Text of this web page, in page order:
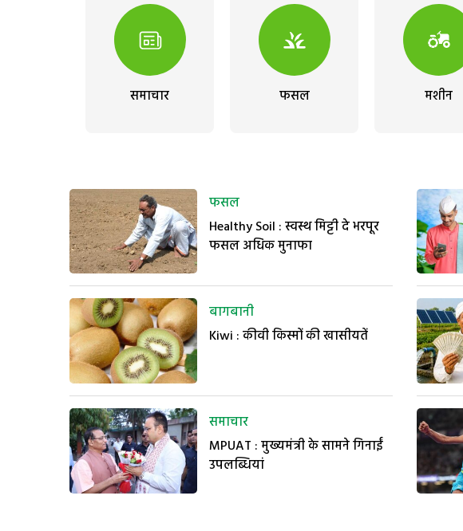
समाचार फसल मशीन
फसल
Healthy Soil : स्वस्थ मिट्टी दे भरपूर
फसल अधिक मुनाफा
बागबानी
Kiwi : कीवी किस्मों की खासीयतें
समाचार
MPUAT : मुख्यमंत्री के सामने गिनाईं
उपलब्धियां